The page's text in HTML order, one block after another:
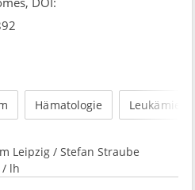
Hämatologie Leukämie
Leipzig / Stefan Straube
/ lh